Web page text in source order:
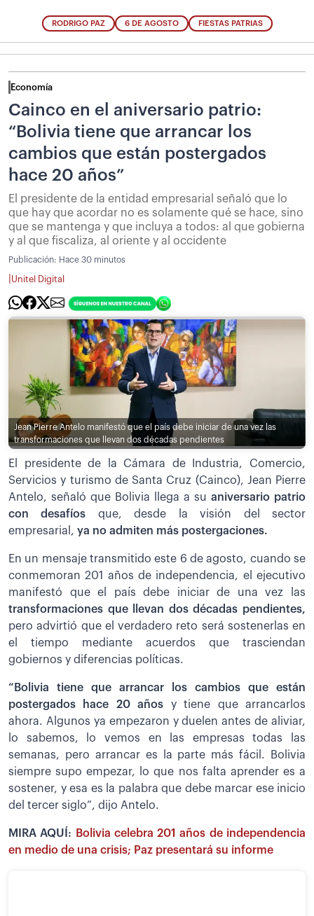
RODRIGO PAZ 6 DE AGOSTO FIESTAS PATRIAS
Economía
Cainco en el aniversario patrio:
“Bolivia tiene que arrancar los
cambios que están postergados
hace 20 años”
El presidente de la entidad empresarial señaló que lo
que hay que acordar no es solamente qué se hace, sino
que se mantenga y que incluya a todos: al que gobierna
y al que fiscaliza, al oriente y al occidente
Publicación: Hace 30 minutos
Unitel Digital
Jean Pierre Antelo manifestó que el país debe iniciar de una vez las
transformaciones que llevan dos décadas pendientes
El presidente de la Cámara de Industria, Comercio,
Servicios y turismo de Santa Cruz (Cainco), Jean Pierre
Antelo, señaló que Bolivia llega a su aniversario patrio
con desafíos que, desde la visión del sector
empresarial, ya no admiten más postergaciones.
En un mensaje transmitido este 6 de agosto, cuando se
conmemoran 201 años de independencia, el ejecutivo
manifestó que el país debe iniciar de una vez las
transformaciones que llevan dos décadas pendientes,
pero advirtió que el verdadero reto será sostenerlas en
el tiempo mediante acuerdos que trasciendan
gobiernos y diferencias políticas.
“Bolivia tiene que arrancar los cambios que están
postergados hace 20 años y tiene que arrancarlos
ahora. Algunos ya empezaron y duelen antes de aliviar,
lo sabemos, lo vemos en las empresas todas las
semanas, pero arrancar es la parte más fácil. Bolivia
siempre supo empezar, lo que nos falta aprender es a
sostener, y esa es la palabra que debe marcar ese inicio
del tercer siglo”, dijo Antelo.
MIRA AQUÍ:
Bolivia celebra 201 años de independencia
en medio de una crisis; Paz presentará su informe